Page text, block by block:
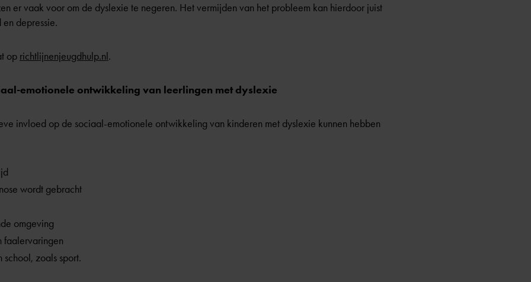
er vaak voor om de dyslexie te negeren. Het vermijden van het probleem kan hierdoor juist
depressie.
op richtlijnenjeugdhulp.nl.
emotionele ontwikkeling van leerlingen met dyslexie
invloed op de sociaal-emotionele ontwikkeling van kinderen met dyslexie kunnen hebben
wordt gebracht
omgeving
faalervaringen
zoals sport.